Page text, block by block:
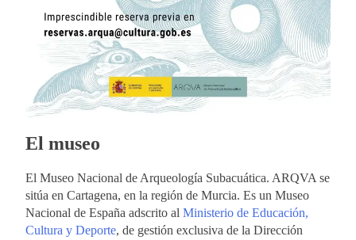
El museo
El Museo Nacional de Arqueología Subacuática. ARQVA se
sitúa en Cartagena, en la región de Murcia. Es un Museo
Nacional de España adscrito al Ministerio de Educación,
Cultura y Deporte, de gestión exclusiva de la Dirección